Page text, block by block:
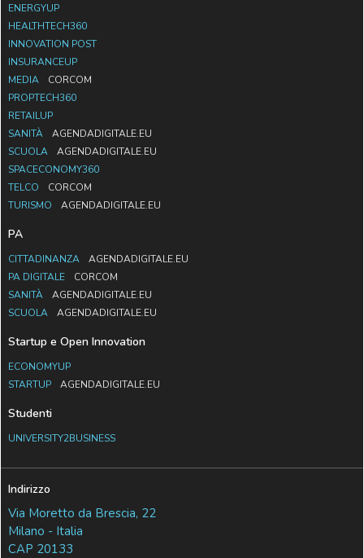
ENERGYUP
HEALTHTECH360
INNOVATION POST
INSURANCEUP
MEDIA
CORCOM
PROPTECH360
RETAILUP
SANITÀ
AGENDADIGITALE.EU
SCUOLA
AGENDADIGITALE.EU
SPACECONOMY360
TELCO
CORCOM
TURISMO
AGENDADIGITALE.EU
PA
CITTADINANZA
AGENDADIGITALE.EU
PA DIGITALE
CORCOM
SANITÀ
AGENDADIGITALE.EU
SCUOLA
AGENDADIGITALE.EU
Startup e Open Innovation
ECONOMYUP
STARTUP
AGENDADIGITALE.EU
Studenti
UNIVERSITY2BUSINESS
Indirizzo
Via Moretto da Brescia, 22
Milano - Italia
CAP 20133